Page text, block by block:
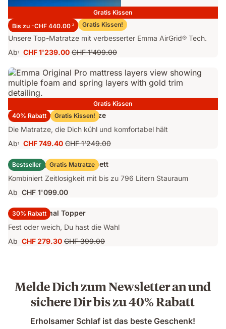
Gratis Kissen
Bis zu -CHF 440.00 2 Gratis Kissen!
Emma Performance 26 Matratze
Unsere Top-Matratze mit verbesserter Emma AirGrid® Tech.
Ab1
Preis
CHF 1'239.00 Ursprünglicher
CHF 1'499.00
CHF 1'499.00
Gratis Kissen
40% Rabatt
Gratis Kissen!
Emma Original Pro Matratze
Die Matratze, die Dich kühl und komfortabel hält
Ab1
Preis
CHF 749.40
CHF 749.40 Ursprünglicher
Preis
CHF 1'249.00
CHF 1'249.00
Bestseller Gratis Matratze
Emma Original Stauraumbett
Kombiniert Zeitlosigkeit mit bis zu 796 Litern Stauraum
Ab CHF 1'099.00
30% Rabatt
Emma Original Topper
Fest oder weich, Du hast die Wahl
Ab Preis
CHF 279.30 Ursprünglicher
CHF 399.00
Melde Dich zum Newsletter an und
sichere Dir bis zu 40% Rabatt
Erholsamer Schlaf ist das beste Geschenk!